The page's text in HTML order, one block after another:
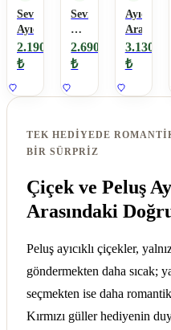
Sevimli
Ayıcık
2.190
₺
Sevimli
Ayıcıklı
Gül
2.690
₺
Ayıcıklı
Aranjman
3.130
₺
TEK HEDIYEDE
BIR SÜRPRIZ
Çiçek ve Peluş
Arasındaki
Peluş ayıcıklı çiçekler,
göndermekten daha sıcak;
seçmekten ise daha
Kırmızı güller hediyenin